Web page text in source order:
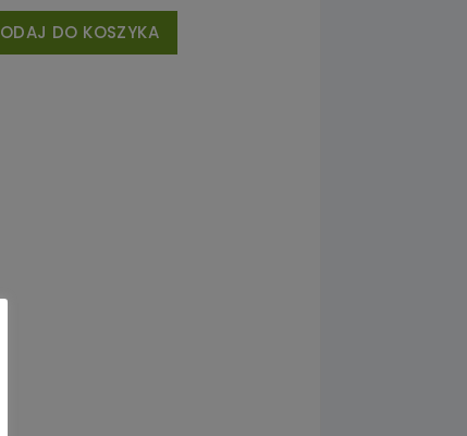
DO KOSZYKA